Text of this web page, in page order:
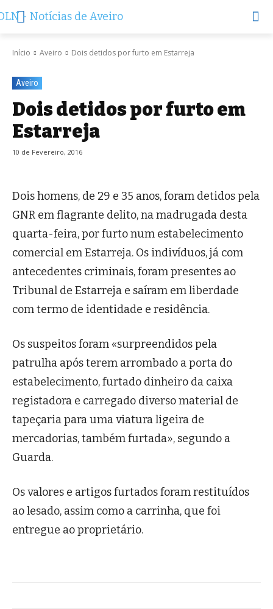
Início Aveiro Dois detidos por furto em Estarreja
Aveiro
Dois detidos por furto em
Estarreja
10 de Fevereiro, 2016
Dois homens, de 29 e 35 anos, foram detidos pela
GNR em flagrante delito, na madrugada desta
quarta-feira, por furto num estabelecimento
comercial em Estarreja. Os indivíduos, já com
antecedentes criminais, foram presentes ao
Tribunal de Estarreja e saíram em liberdade
com termo de identidade e residência.
Os suspeitos foram «surpreendidos pela
patrulha após terem arrombado a porta do
estabelecimento, furtado dinheiro da caixa
registadora e carregado diverso material de
tapeçaria para uma viatura ligeira de
mercadorias, também furtada», segundo a
Guarda.
Os valores e artigos furtados foram restituídos
ao lesado, assim como a carrinha, que foi
entregue ao proprietário.